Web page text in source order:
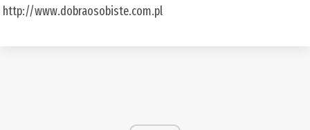
http://www.dobraosobiste.com.pl